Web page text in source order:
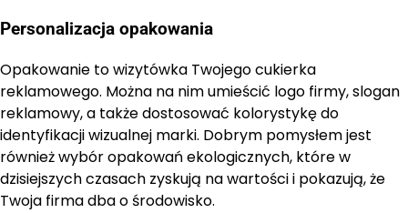
Personalizacja opakowania
Opakowanie to wizytówka Twojego cukierka
reklamowego. Można na nim umieścić logo firmy, slogan
reklamowy, a także dostosować kolorystykę do
identyfikacji wizualnej marki. Dobrym pomysłem jest
również wybór opakowań ekologicznych, które w
dzisiejszych czasach zyskują na wartości i pokazują, że
Twoja firma dba o środowisko.